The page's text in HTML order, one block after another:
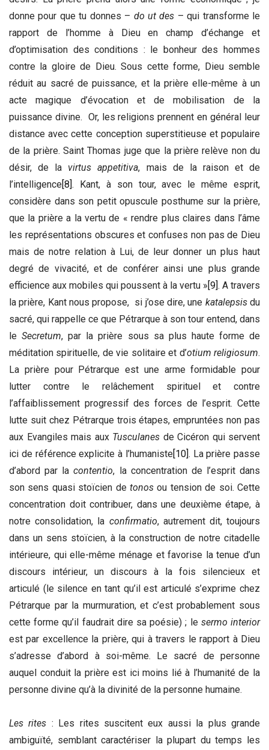
donne pour que tu donnes – do ut des – qui transforme le
rapport de l’homme à Dieu en champ d’échange et
d’optimisation des conditions : le bonheur des hommes
contre la gloire de Dieu. Sous cette forme, Dieu semble
réduit au sacré de puissance, et la prière elle-même à un
acte magique d’évocation et de mobilisation de la
puissance divine. Or, les religions prennent en général leur
distance avec cette conception superstitieuse et populaire
de la prière. Saint Thomas juge que la prière relève non du
désir, de la virtus appetitiva, mais de la raison et de
l’intelligence [8] . Kant, à son tour, avec le même esprit,
considère dans son petit opuscule posthume sur la prière,
que la prière a la vertu de « rendre plus claires dans l’âme
les représentations obscures et confuses non pas de Dieu
mais de notre relation à Lui, de leur donner un plus haut
degré de vivacité, et de conférer ainsi une plus grande
efficience aux mobiles qui poussent à la vertu » [9] . A travers
la prière, Kant nous propose, si j’ose dire, une katalepsisdu
sacré, qui rappelle ce que Pétrarque à son tour entend, dans
leSecretum, par la prière sous sa plus haute forme de
méditation spirituelle, de vie solitaire et d’otium religiosum.
La prière pour Pétrarque est une arme formidable pour
lutter contre le relâchement spirituel et contre
l’affaiblissement progressif des forces de l’esprit. Cette
lutte suit chez Pétrarque trois étapes, empruntées non pas
aux Evangiles mais aux Tusculanes de Cicéron qui servent
ici de référence explicite à l’humaniste[10] . La prière passe
d’abord par lacontentio, la concentration de l’esprit dans
son sens quasi stoïcien de tonos ou tension de soi. Cette
concentration doit contribuer, dans une deuxième étape, à
notre consolidation, la confirmatio, autrement dit, toujours
dans un sens stoïcien, à la construction de notre citadelle
intérieure, qui elle-même ménage et favorise la tenue d’un
discours intérieur, un discours à la fois silencieux et
articulé (le silence en tant qu’il est articulé s’exprime chez
Pétrarque par la murmuration, et c’est probablement sous
cette forme qu’il faudrait dire sa poésie) ; le sermo interior
est par excellence la prière, qui à travers le rapport à Dieu
s’adresse d’abord à soi-même. Le sacré de personne
auquel conduit la prière est ici moins lié à l’humanité de la
personne divine qu’à la divinité de la personne humaine.
Les rites : Les rites suscitent eux aussi la plus grande
ambiguïté, semblant caractériser la plupart du temps les